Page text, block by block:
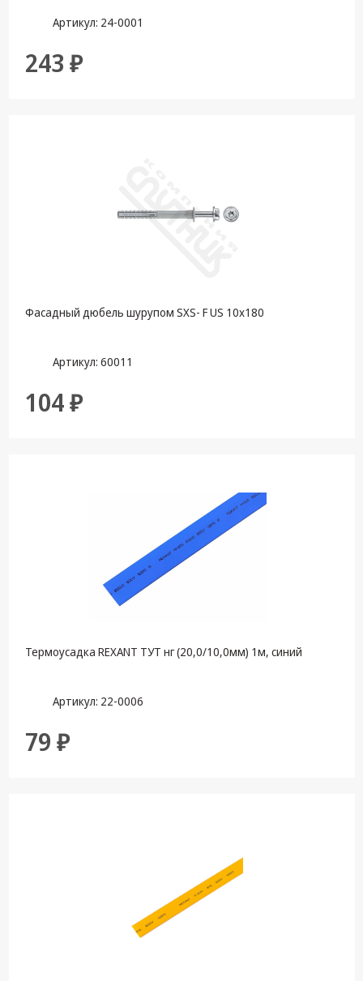
Артикул: 24-0001
243 ₽
Фасадный дюбель шурупом SXS- F US 10х180
Артикул: 60011
104 ₽
Термоусадка REXANT ТУТ нг (20,0/10,0мм) 1м, синий
Артикул: 22-0006
79 ₽